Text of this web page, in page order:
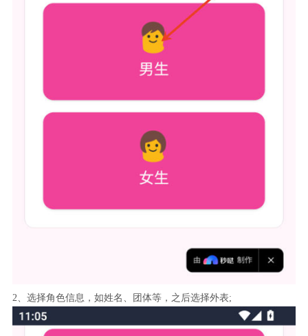
2、选择角色信息，如姓名、团体等，之后选择外表;